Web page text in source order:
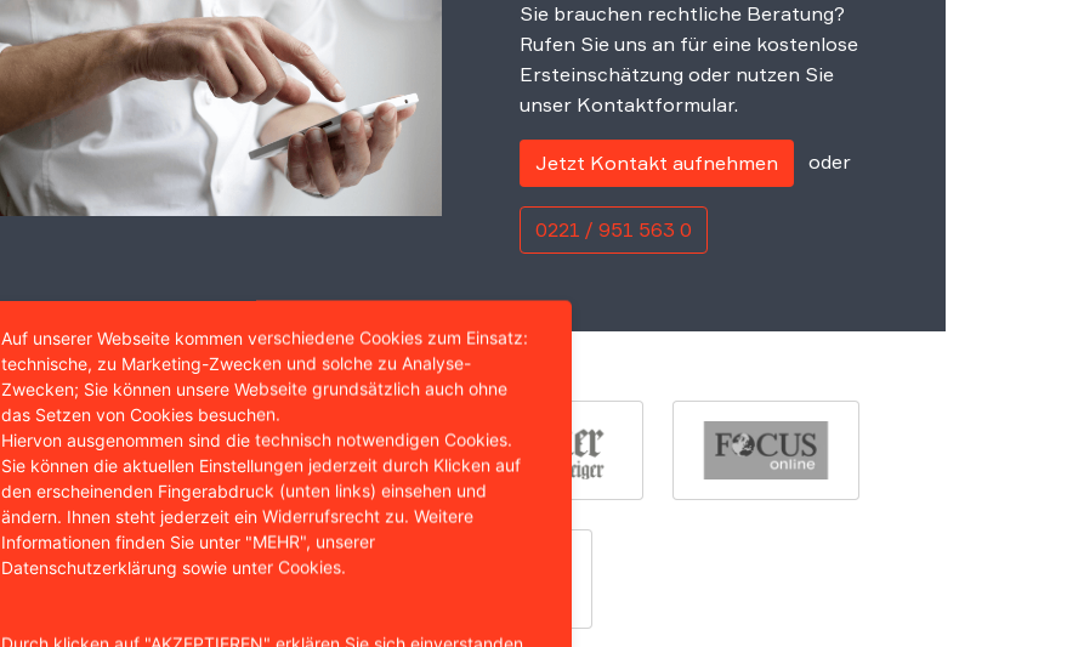
Sie brauchen rechtliche Beratung?
Rufen Sie uns an für eine kostenlose
Ersteinschätzung oder nutzen Sie
unser Kontaktformular.
Jetzt Kontakt aufnehmen oder
0221 / 951 563 0
Wir sind bekannt aus
Auf unserer Webseite kommen verschiedene Cookies zum Einsatz:
technische, zu Marketing-Zwecken und solche zu Analyse-
Zwecken; Sie können unsere Webseite grundsätzlich auch ohne
das Setzen von Cookies besuchen.
Hiervon ausgenommen sind die technisch notwendigen Cookies.
Sie können die aktuellen Einstellungen jederzeit durch Klicken auf
den erscheinenden Fingerabdruck (unten links) einsehen und
ändern. Ihnen steht jederzeit ein Widerrufsrecht zu. Weitere
Informationen finden Sie unter "MEHR", unserer
Datenschutzerklärung sowie unter Cookies.